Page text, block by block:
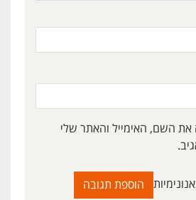
את השם, האימייל והאתר שלי